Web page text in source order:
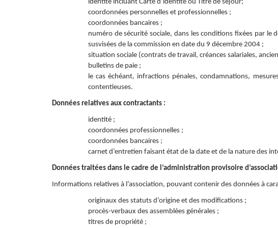
identité incluant Carte d’identité ou Titre de séjour;
coordonnées personnelles et professionnelles ;
coordonnées bancaires ;
numéro de sécurité sociale, dans les conditions fixées par
susvisées de la commission en date du 9 décembre 2004 ;
situation sociale (contrats de travail, créances salariales,
bulletins de paie ;
le cas échéant, infractions pénales, condamnations,
contentieuses.
Données relatives aux contractants :
identité ;
coordonnées professionnelles ;
coordonnées bancaires ;
carnet d’entretien faisant état de la date et de la nature des
Données traitées dans le cadre de l’administration provisoire
Informations relatives à l’association, pouvant contenir des données à
originaux des statuts d’origine et des modifications ;
procès-verbaux des assemblées générales ;
titres de propriété ;